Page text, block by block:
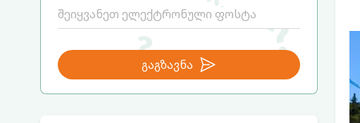
გაგზავნა